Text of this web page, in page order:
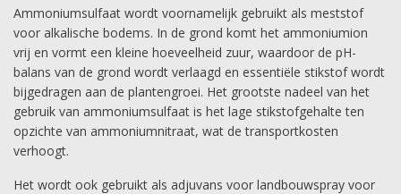
Ammoniumsulfaat wordt voornamelijk gebruikt als meststof
voor alkalische bodems. In de grond komt het ammoniumion
vrij en vormt een kleine hoeveelheid zuur, waardoor de pH-
balans van de grond wordt verlaagd en essentiële stikstof wordt
bijgedragen aan de plantengroei. Het grootste nadeel van het
gebruik van ammoniumsulfaat is het lage stikstofgehalte ten
opzichte van ammoniumnitraat, wat de transportkosten
verhoogt.
Het wordt ook gebruikt als adjuvans voor landbouwspray voor